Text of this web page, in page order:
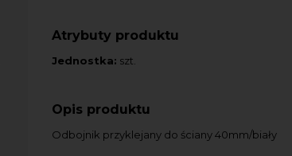
Atrybuty produktu
Jednostka: szt.
Opis produktu
Odbojnik przyklejany do ściany 40mm/biały